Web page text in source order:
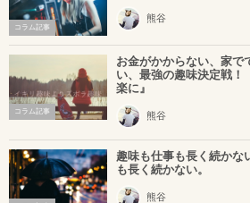
コラム記事
熊谷
コラム記事
お金がかからない、家で
い、最強の趣味決定戦！
楽に』
熊谷
趣味も仕事も長く続かな
も長く続かない。
熊谷